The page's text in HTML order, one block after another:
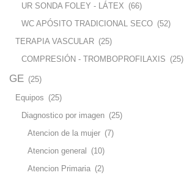
UR SONDA FOLEY - LÁTEX (66)
WC APÓSITO TRADICIONAL SECO (52)
TERAPIA VASCULAR (25)
COMPRESIÓN - TROMBOPROFILAXIS (25)
GE (25)
Equipos (25)
Diagnostico por imagen (25)
Atencion de la mujer (7)
Atencion general (10)
Atencion Primaria (2)